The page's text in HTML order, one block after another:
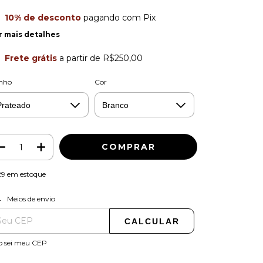
10% de descontopagando com Pix
mais detalhes
Frete grátis a partir de R$250,00
Cor
em estoque
para o CEP:
Meios de envio
CALCULAR
sei meu CEP